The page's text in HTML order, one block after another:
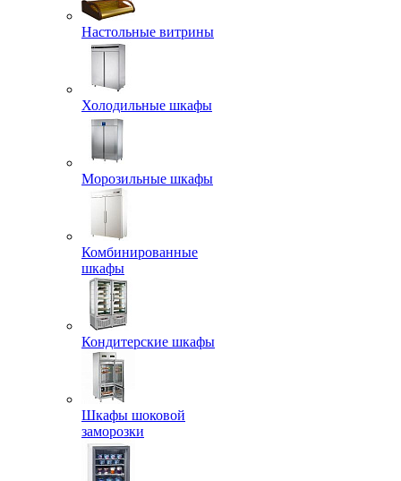
Настольные витрины
Холодильные шкафы
Морозильные шкафы
Комбинированные
шкафы
Кондитерские шкафы
Шкафы шоковой
заморозки